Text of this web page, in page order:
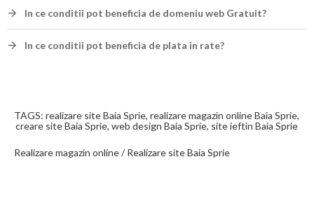
In ce conditii pot beneficia de domeniu web Gratuit?
In ce conditii pot beneficia de plata in rate?
TAGS: realizare site Baia Sprie, realizare magazin online Baia Sprie,
creare site Baia Sprie, web design Baia Sprie, site ieftin Baia Sprie
Realizare magazin online / Realizare site Baia Sprie